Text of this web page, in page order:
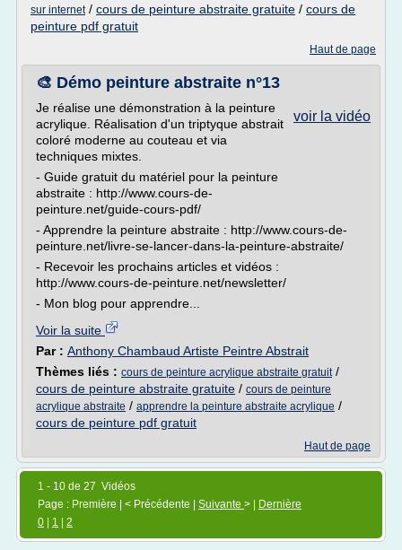
sur internet/ cours de peinture abstraite gratuite / cours de
peinture pdf gratuit
Haut de page
🎨 Démo peinture abstraite n°13
voir la vidéo
Je réalise une démonstration à la peinture
acrylique. Réalisation d'un triptyque abstrait
coloré moderne au couteau et via
techniques mixtes.
- Guide gratuit du matériel pour la peinture
abstraite : http://www.cours-de-
peinture.net/guide-cours-pdf/
- Apprendre la peinture abstraite : http://www.cours-de-
peinture.net/livre-se-lancer-dans-la-peinture-abstraite/
- Recevoir les prochains articles et vidéos :
http://www.cours-de-peinture.net/newsletter/
- Mon blog pour apprendre...
Voir la suite
Par : Anthony Chambaud Artiste Peintre Abstrait
Thèmes liés : cours de peinture acrylique abstraite gratuit/
cours de peinture abstraite gratuite / cours de peinture
acrylique abstraite / apprendre la peinture abstraite acrylique /
cours de peinture pdf gratuit
Haut de page
1 - 10 de 27 Vidéos
Page : Première | < Précédente | Suivante > |
Dernière
0
1 2